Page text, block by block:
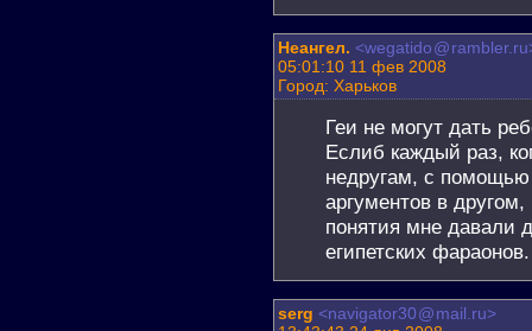
Неангел. <wegatido@
05:01:10 11 фев 2008
Город: Харьков
Геи не могут дать
Еслиб каждый раз,
недругам, с
аргументов в
понятия мне давали
египетских фараонов.
serg <navigator30@mail.ru>